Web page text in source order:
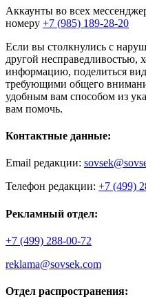
Аккаунты во всех
номеру +7 (985) 189-28-20
Если вы столкнулись с
другой несправедливостью,
информацию, поделиться
требующими общего
удобным вам способом из
вам помочь.
Контактные данные:
Email редакции:
Телефон редакции: +7 (499)
Рекламный отдел:
+7 (499) 288-00-72
reklama@sovsek.com
Отдел распространения: